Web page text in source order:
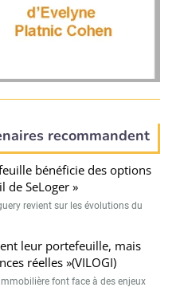
recommandent
bénéficie des options
de SeLoger »
revient sur les évolutions du
leur portefeuille, mais
réelles »(VILOGI)
font face à des enjeux